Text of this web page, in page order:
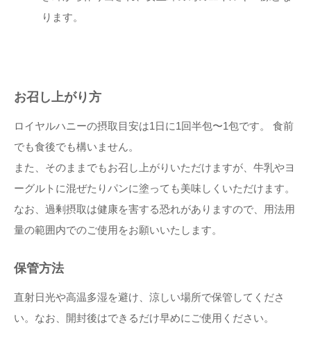
ります。
お召し上がり方
ロイヤルハニーの摂取目安は1日に1回半包〜1包です。 食前
でも食後でも構いません。
また、そのままでもお召し上がりいただけますが、牛乳やヨ
ーグルトに混ぜたりパンに塗っても美味しくいただけます。
なお、過剰摂取は健康を害する恐れがありますので、用法用
量の範囲内でのご使用をお願いいたします。
保管方法
直射日光や高温多湿を避け、涼しい場所で保管してくださ
い。なお、開封後はできるだけ早めにご使用ください。